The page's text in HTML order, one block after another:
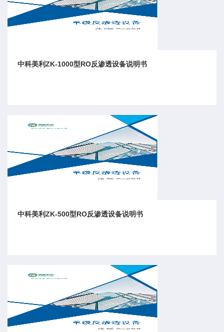
中科美利ZK-1000型RO反渗透设备说明书
中科美利ZK-500型RO反渗透设备说明书